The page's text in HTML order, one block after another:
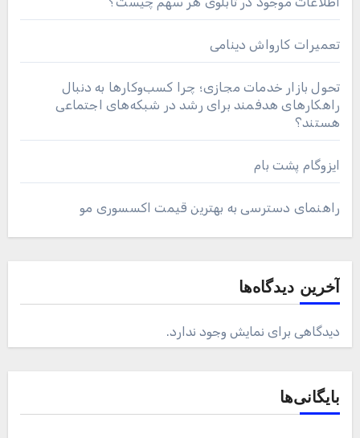
تعمیرات کارواش دینامی
تحول بازار خدمات مجازی؛ چرا کسب‌وکارها به دنبال
راهکارهای هدفمند برای رشد در شبکه‌های اجتماعی
هستند؟
ایزوگام پشت بام
راهنمای دسترسی به بهترین قیمت اکسسوری مو
آخرین دیدگاه‌ها
دیدگاهی برای نمایش وجود ندارد.
بایگانی‌ها